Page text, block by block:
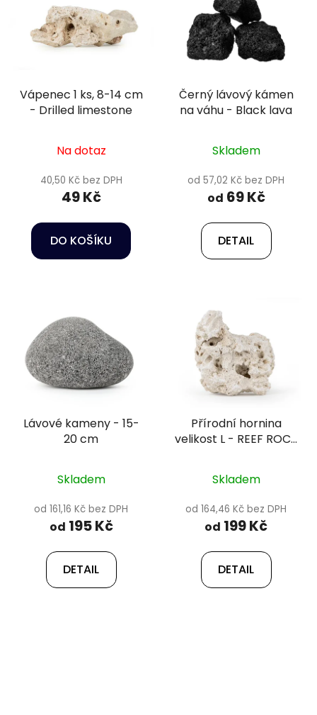
Vápenec 1 ks, 8-14 cm
- Drilled limestone
Na dotaz
40,50 Kč bez DPH
49 Kč
DO KOŠÍKU
Černý lávový kámen
na váhu - Black lava
Skladem
od 57,02 Kč bez DPH
od 69 Kč
DETAIL
Lávové kameny - 15-
20 cm
Skladem
od 161,16 Kč bez DPH
od 195 Kč
DETAIL
Přírodní hornina
velikost L - REEF ROCK
Skladem
od 164,46 Kč bez DPH
od 199 Kč
DETAIL